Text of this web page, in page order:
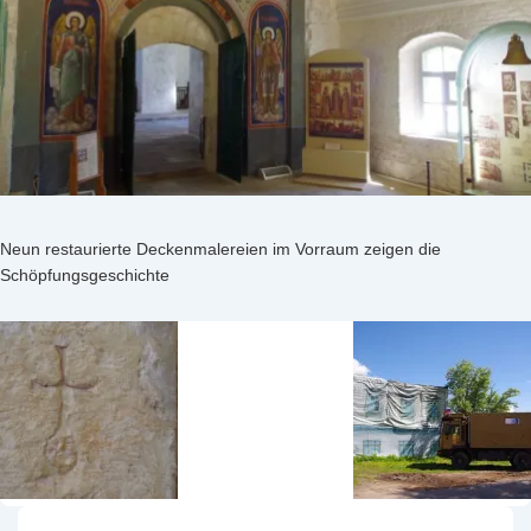
Neun restaurierte Deckenmalereien im Vorraum zeigen die
Schöpfungsgeschichte